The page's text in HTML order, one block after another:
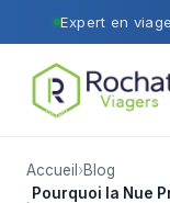
Expert en
Accueil
Blog
Pourquoi la Nue